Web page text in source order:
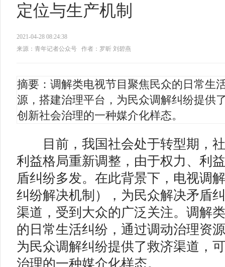
定位与生产机制
2021-04-28 08:24:38
来源：青年记者公众号
作者：罗昕 刘碧燕
摘要：调解类电视节目聚焦民众的日常生
源，搭建治理平台，为民众调解纠纷提供
创新社会治理的一种媒介化样态。
目前，我国社会处于转型期，社
利益格局重新调整，由于权力、利
盾纠纷多发。在此背景下，电视调
纠纷解决机制），为民众解决矛盾
渠道，受到大众的广泛关注。调解
的日常生活纠纷，通过调动治理资
为民众调解纠纷提供了救济渠道，
治理的一种媒介化样态。